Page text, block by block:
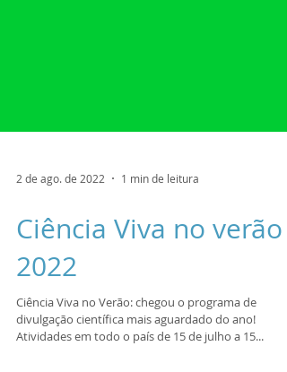
2 de ago. de 2022
Ciência Viva no verão